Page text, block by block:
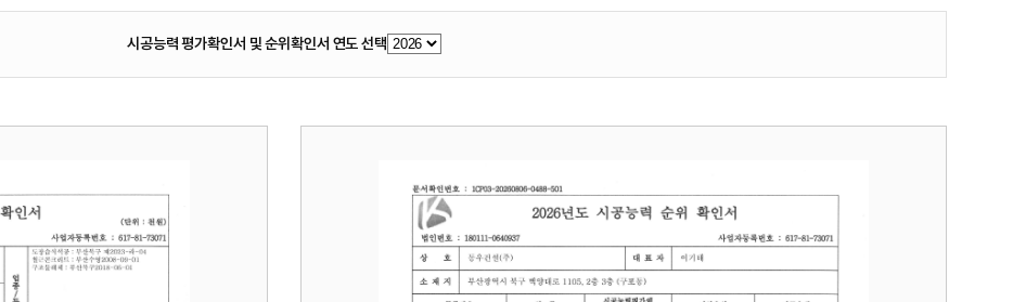
시공능력 평가확인서 및 순위확인서 연도 선택